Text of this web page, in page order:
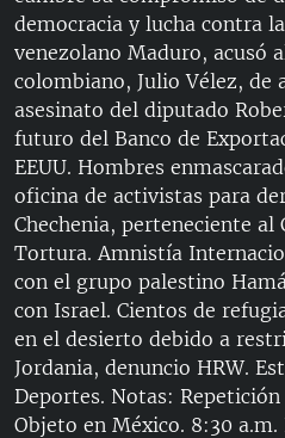
democracia y lucha contra
venezolano Maduro, acusó
colombiano, Julio Vélez,
asesinato del diputado
futuro del Banco de
EEUU. Hombres
oficina de activistas para
Chechenia, perteneciente al
Tortura. Amnistía
con el grupo palestino
con Israel. Cientos de
en el desierto debido a
Jordania, denuncio HRW.
Deportes. Notas:
Objeto en México. 8:30